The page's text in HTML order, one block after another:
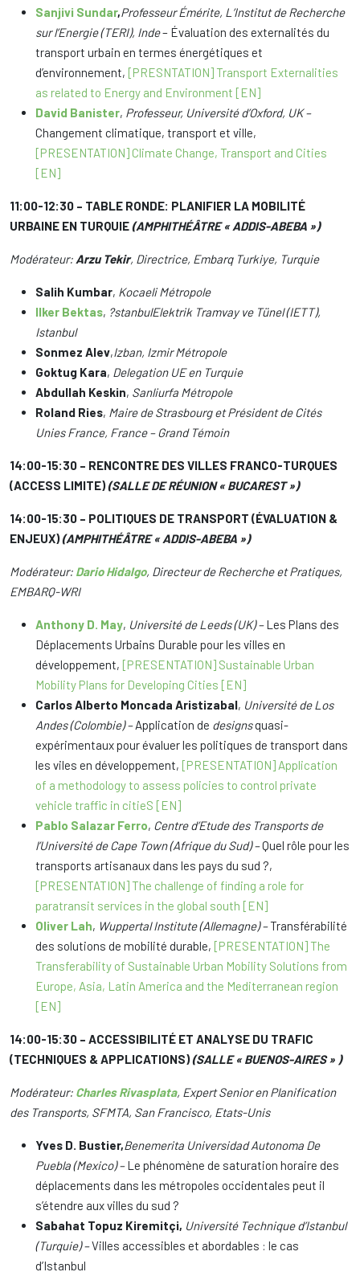
Sanjivi Sundar,Professeur Émérite, L’Institut de Recherche
sur l’Energie (TERI), Inde– Évaluation des externalités du
transport urbain en termes énergétiques et
d’environnement, [PRESNTATION] Transport Externalities
as related to Energy and Environment [EN]
David Banister, Professeur, Université d’Oxford, UK –
Changement climatique, transport et ville,
[PRESENTATION] Climate Change, Transport and Cities
[EN]
11:00-12:30 – TABLE RONDE: PLANIFIER LA MOBILITÉ
URBAINE EN TURQUIE(AMPHITHÉÂTRE « ADDIS-ABEBA »)
Modérateur: Arzu Tekir, Directrice, Embarq Turkiye, Turquie
Salih Kumbar, Kocaeli Métropole
Ilker Bektas, ?stanbulElektrik Tramvay ve Tünel (IETT),
Istanbul
Sonmez Alev,Izban, Izmir Métropole
Goktug Kara, Delegation UE en Turquie
Abdullah Keskin, Sanliurfa Métropole
Roland Ries, Maire de Strasbourg et Président de Cités
Unies France, France – Grand Témoin
14:00-15:30 – RENCONTRE DES VILLES FRANCO-TURQUES
(ACCESS LIMITE)(SALLE DE RÉUNION « BUCAREST »)
14:00-15:30 – POLITIQUES DE TRANSPORT (ÉVALUATION &
ENJEUX)(AMPHITHÉÂTRE « ADDIS-ABEBA »)
Modérateur: Dario Hidalgo, Directeur de Recherche et Pratiques,
EMBARQ-WRI
Anthony D. May, Université de Leeds (UK) –Les Plans des
Déplacements Urbains Durable pour les villes en
développement, [PRESENTATION] Sustainable Urban
Mobility Plans for Developing Cities [EN]
Carlos Alberto Moncada Aristizabal, Université de Los
Andes (Colombie) –Application de designsquasi-
expérimentaux pour évaluer les politiques de transport dans
les viles en développement, [PRESENTATION] Application
of a methodology to assess policies to control private
vehicle traffic in citieS [EN]
Pablo Salazar Ferro, Centre d’Etude des Transports de
l’Université de Cape Town (Afrique du Sud) –Quel rôle pour les
transports artisanaux dans les pays du sud ?,
[PRESENTATION] The challenge of finding a role for
paratransit services in the global south [EN]
Oliver Lah, Wuppertal Institute (Allemagne) –Transférabilité
des solutions de mobilité durable, [PRESENTATION] The
Transferability of Sustainable Urban Mobility Solutions from
Europe, Asia, Latin America and the Mediterranean region
[EN]
14:00-15:30 – ACCESSIBILITÉ ET ANALYSE DU TRAFIC
(TECHNIQUES & APPLICATIONS)(SALLE « BUENOS-AIRES » )
Modérateur: Charles Rivasplata, Expert Senior en Planification
des Transports, SFMTA, San Francisco, Etats-Unis
Yves D. Bustier,Benemerita Universidad Autonoma De
Puebla (Mexico) –Le phénomène de saturation horaire des
déplacements dans les métropoles occidentales peut il
s’étendre aux villes du sud ?
Sabahat Topuz Kiremitçi, Université Technique d’Istanbul
(Turquie) –Villes accessibles et abordables : le cas
d’Istanbul